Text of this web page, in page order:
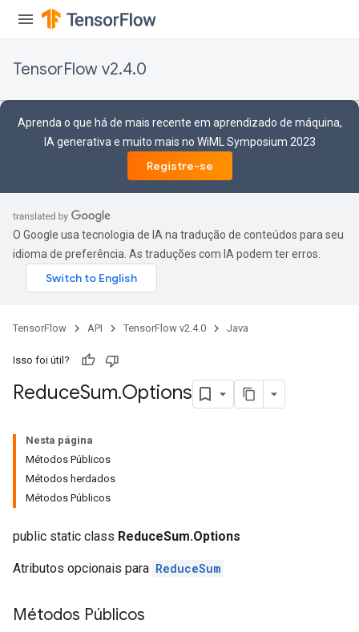
TensorFlow v2.4.0
Aprenda o que há de mais recente em aprendizado de máquina,
IA generativa e muito mais no WiML Symposium 2023
Registre-se
O Google usa tecnologia de IA na tradução de conteúdos para seu
idioma de preferência. As traduções com IA podem ter erros.
TensorFlow API TensorFlow v2.4.0 Java
Isso foi útil?
ReduceSum.Options
Nesta página
Métodos Públicos
Métodos herdados
Métodos Públicos
public static class ReduceSum.Options
Atributos opcionais para ReduceSum
Métodos Públicos